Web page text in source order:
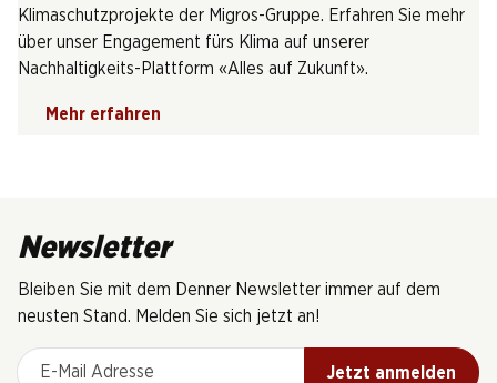
Klimaschutzprojekte der Migros-Gruppe. Erfahren Sie mehr
über unser Engagement fürs Klima auf unserer
Nachhaltigkeits-Plattform «Alles auf Zukunft».
Mehr erfahren
Newsletter
Bleiben Sie mit dem Denner Newsletter immer auf dem
neusten Stand. Melden Sie sich jetzt an!
E-Mail Adresse
Jetzt anmelden